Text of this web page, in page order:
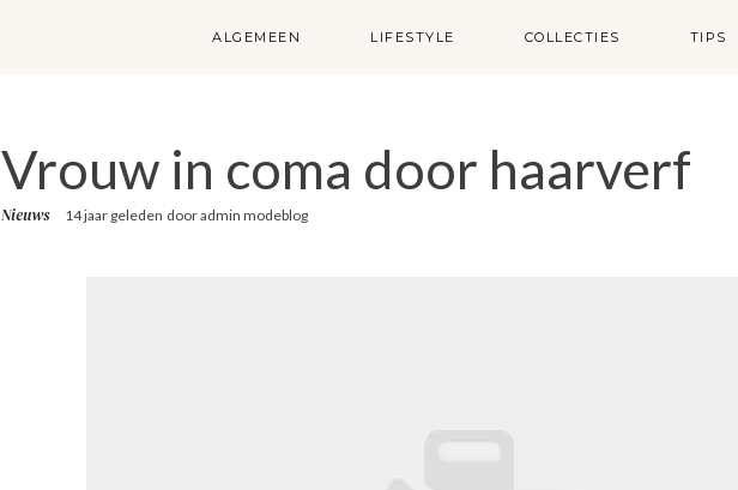
ALGEMEEN LIFESTYLE COLLECTIES TIPS
Vrouw in coma door haarverf
Nieuws 14 jaar geleden dooradmin modeblog